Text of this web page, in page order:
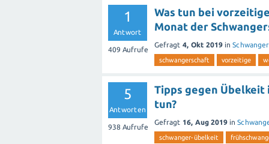
Für schwangere Frauen gibt es
- Essen Sie vor dem Aufstehen
- Vermeiden Sie fettige und stark
- Probieren Sie Ingwer in Form von
- Tragen Sie lockere Kleidung, um
- Sprechen Sie mit Ihrem Arzt über
Schwangerschaft.
1
Antwort
409 Aufrufe
Was tun bei
Monat der
Gefragt 4, Okt 2019 in
schwangerschaft vorzeitige
5
Antworten
938 Aufrufe
Tipps gegen Übelkeit
tun?
Gefragt 16, Aug 2019 in
schwanger-übelkeit